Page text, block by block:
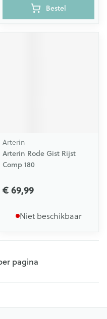
Bestel
Arterin
Arterin Rode Gist Rijst
Comp 180
€ 69,99
Niet beschikbaar
pagina